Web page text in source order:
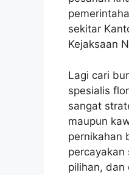
sekitar
Kejaksaan
Lagi cari
spesialis
sangat
maupun
pernikahan
percayakan
pilihan, dan